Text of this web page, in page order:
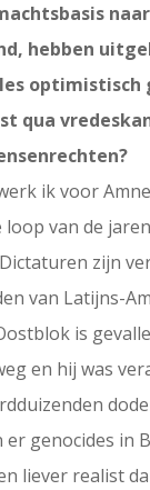
hebben
optimistisch
qua
ik voor
loop van de
zijn
van Latijns-
is
en hij was
genocides in
liever realist